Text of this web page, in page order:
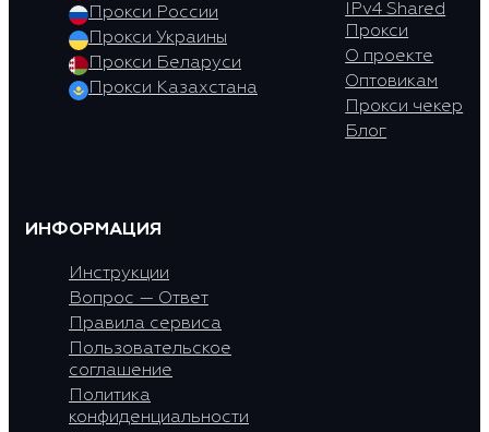
Прокси России
Прокси Украины
Прокси Беларуси
Прокси Казахстана
IPv4 Shared
Прокси
О проекте
Оптовикам
Прокси чекер
Блог
ИНФОРМАЦИЯ
Инструкции
Вопрос — Ответ
Правила сервиса
Пользовательское
соглашение
Политика
конфиденциальности